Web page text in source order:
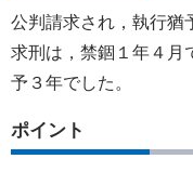
公判請求され，執行猶
求刑は，禁錮１年４月
予３年でした。
ポイント